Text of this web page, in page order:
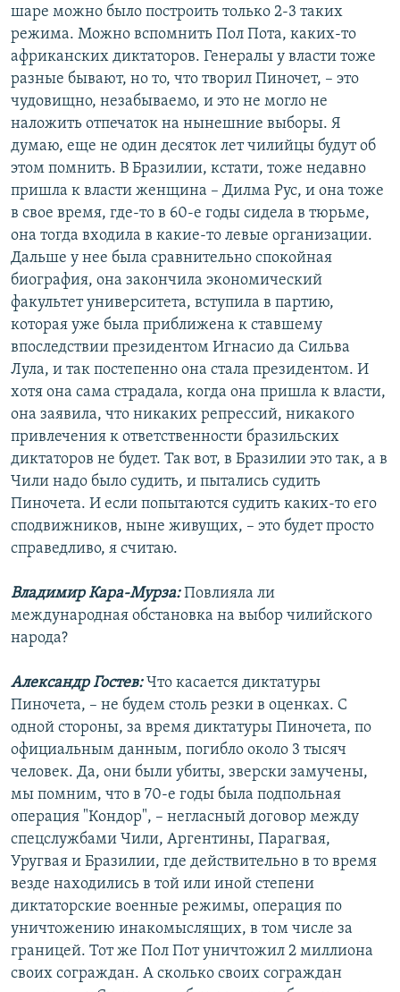
шаре можно было построить только 2-3 таких
режима. Можно вспомнить Пол Пота, каких-то
африканских диктаторов. Генералы у власти тоже
разные бывают, но то, что творил Пиночет, – это
чудовищно, незабываемо, и это не могло не
наложить отпечаток на нынешние выборы. Я
думаю, еще не один десяток лет чилийцы будут об
этом помнить. В Бразилии, кстати, тоже недавно
пришла к власти женщина – Дилма Рус, и она тоже
в свое время, где-то в 60-е годы сидела в тюрьме,
она тогда входила в какие-то левые организации.
Дальше у нее была сравнительно спокойная
биография, она закончила экономический
факультет университета, вступила в партию,
которая уже была приближена к ставшему
впоследствии президентом Игнасио да Сильва
Лула, и так постепенно она стала президентом. И
хотя она сама страдала, когда она пришла к власти,
она заявила, что никаких репрессий, никакого
привлечения к ответственности бразильских
диктаторов не будет. Так вот, в Бразилии это так, а в
Чили надо было судить, и пытались судить
Пиночета. И если попытаются судить каких-то его
сподвижников, ныне живущих, – это будет просто
справедливо, я считаю.
Владимир Кара-Мурза:Повлияла ли
международная обстановка на выбор чилийского
народа?
Александр Гостев: Что касается диктатуры
Пиночета, – не будем столь резки в оценках. С
одной стороны, за время диктатуры Пиночета, по
официальным данным, погибло около 3 тысяч
человек. Да, они были убиты, зверски замучены,
мы помним, что в 70-е годы была подпольная
операция "Кондор", – негласный договор между
спецслужбами Чили, Аргентины, Парагвая,
Уругвая и Бразилии, где действительно в то время
везде находились в той или иной степени
диктаторские военные режимы, операция по
уничтожению инакомыслящих, в том числе за
границей. Тот же Пол Пот уничтожил 2 миллиона
своих сограждан. А сколько своих сограждан